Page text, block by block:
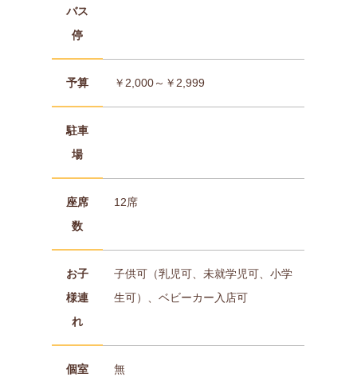
バス
停
予算 ￥2,000～￥2,999
駐車
場
座席
数
12席
お子
様連
れ
子供可（乳児可、未就学児可、小学
生可）、ベビーカー入店可
個室 無